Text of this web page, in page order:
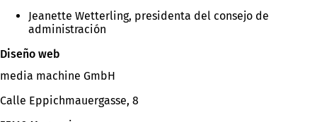
Jeanette Wetterling, presidenta del consejo de
administración
Diseño web
media machine GmbH
Calle Eppichmauergasse, 8